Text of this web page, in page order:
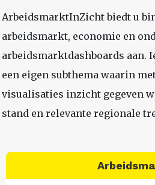
ArbeidsmarktInZicht biedt u
arbeidsmarkt, economie en
arbeidsmarktdashboards aan.
een eigen subthema waarin
visualisaties inzicht gegeven
stand en relevante regionale